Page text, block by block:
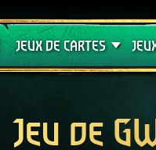
JEUX DE CARTES
Crimson Curse
Jeu de